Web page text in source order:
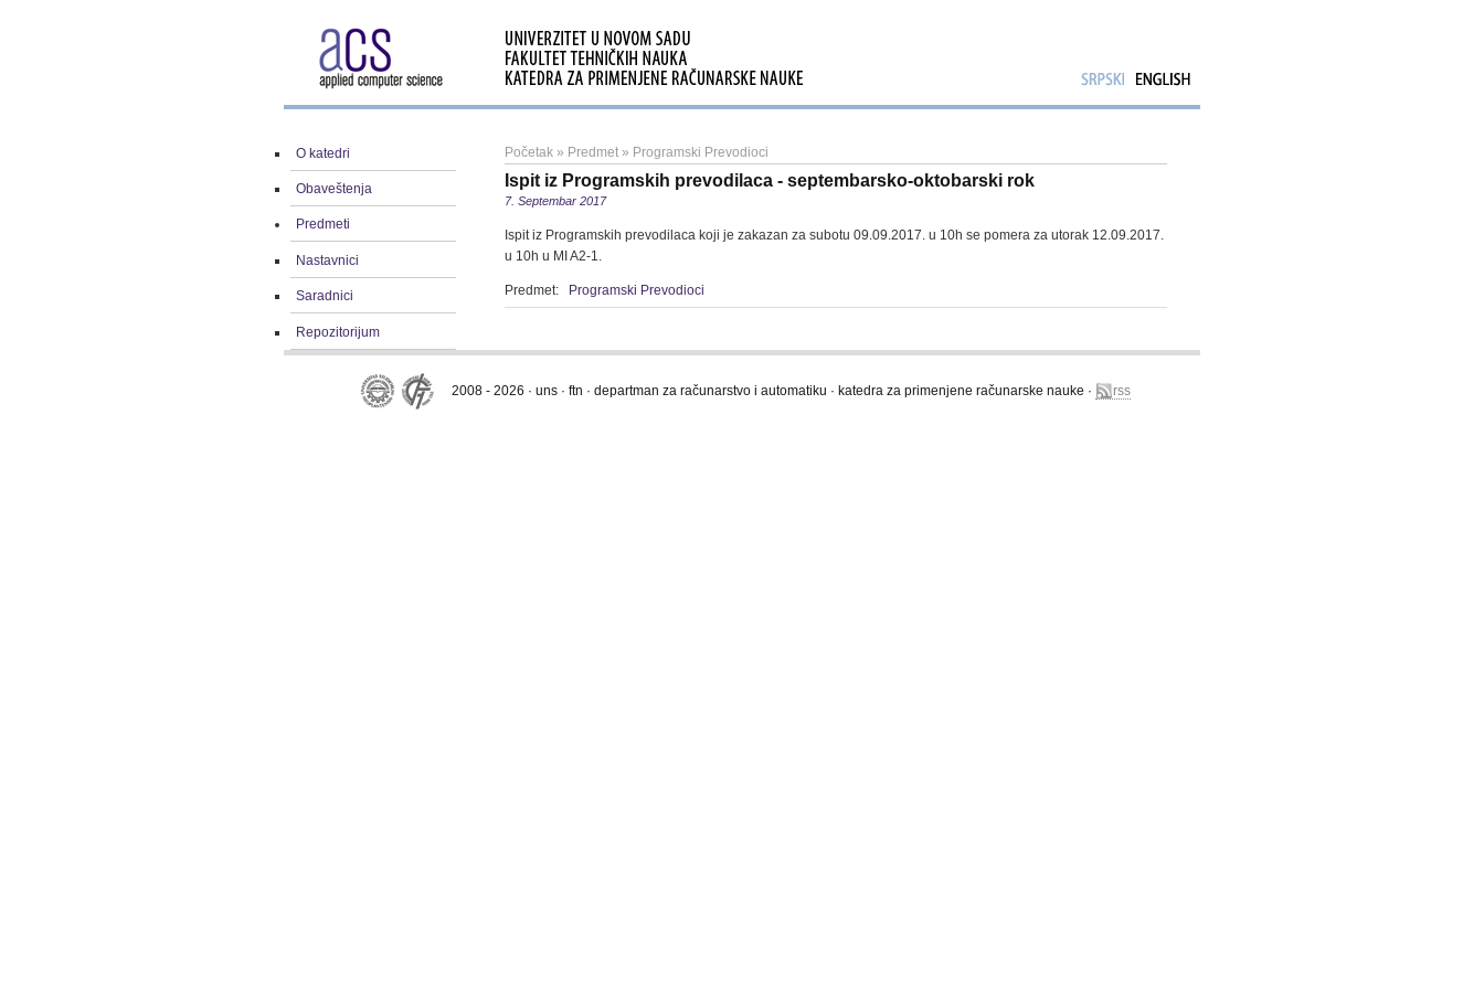
O katedri
Obaveštenja
Predmeti
Nastavnici
Saradnici
Repozitorijum
Početak » Predmet » Programski Prevodioci
Ispit iz Programskih prevodilaca - septembarsko-oktobarski rok
7. Septembar 2017
Ispit iz Programskih prevodilaca koji je zakazan za subotu 09.09.2017. u 10h se pomera za utorak 12.09.2017.
u 10h u MI A2-1.
Predmet: Programski Prevodioci
2008 - 2026 · uns · ftn · departman za računarstvo i automatiku · katedra za primenjene računarske nauke · rss